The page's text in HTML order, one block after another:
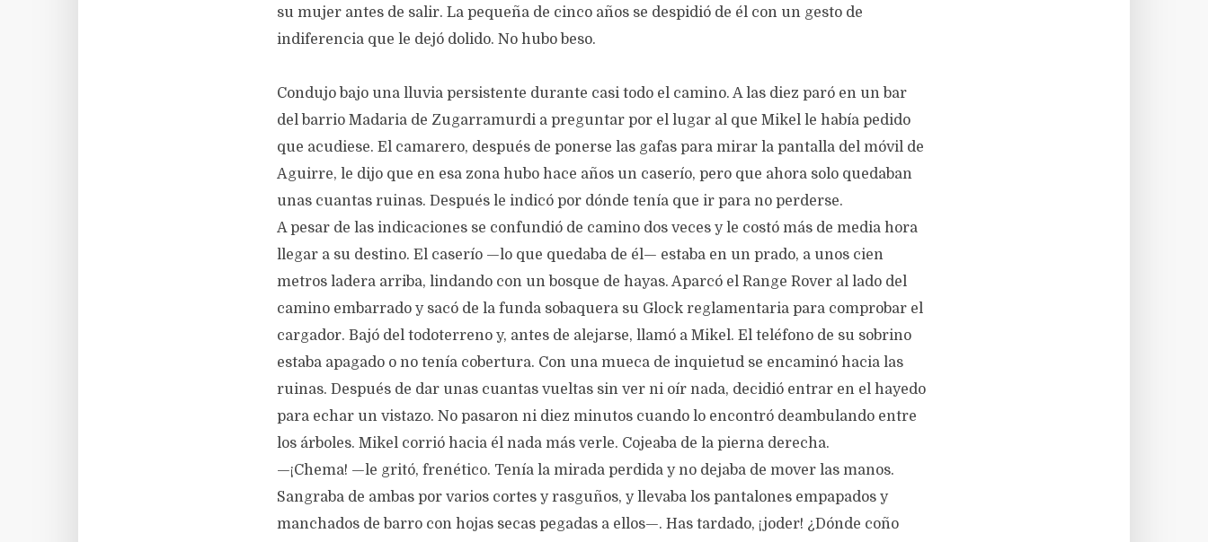
su mujer antes de salir. La pequeña de cinco años se despidió de él con un gesto de
indiferencia que le dejó dolido. No hubo beso.
Condujo bajo una lluvia persistente durante casi todo el camino. A las diez paró en un bar
del barrio Madaria de Zugarramurdi a preguntar por el lugar al que Mikel le había pedido
que acudiese. El camarero, después de ponerse las gafas para mirar la pantalla del móvil de
Aguirre, le dijo que en esa zona hubo hace años un caserío, pero que ahora solo quedaban
unas cuantas ruinas. Después le indicó por dónde tenía que ir para no perderse.
A pesar de las indicaciones se confundió de camino dos veces y le costó más de media hora
llegar a su destino. El caserío —lo que quedaba de él— estaba en un prado, a unos cien
metros ladera arriba, lindando con un bosque de hayas. Aparcó el Range Rover al lado del
camino embarrado y sacó de la funda sobaquera su Glock reglamentaria para comprobar el
cargador. Bajó del todoterreno y, antes de alejarse, llamó a Mikel. El teléfono de su sobrino
estaba apagado o no tenía cobertura. Con una mueca de inquietud se encaminó hacia las
ruinas. Después de dar unas cuantas vueltas sin ver ni oír nada, decidió entrar en el hayedo
para echar un vistazo. No pasaron ni diez minutos cuando lo encontró deambulando entre
los árboles. Mikel corrió hacia él nada más verle. Cojeaba de la pierna derecha.
—¡Chema! —le gritó, frenético. Tenía la mirada perdida y no dejaba de mover las manos.
Sangraba de ambas por varios cortes y rasguños, y llevaba los pantalones empapados y
manchados de barro con hojas secas pegadas a ellos—. Has tardado, ¡joder! ¿Dónde coño